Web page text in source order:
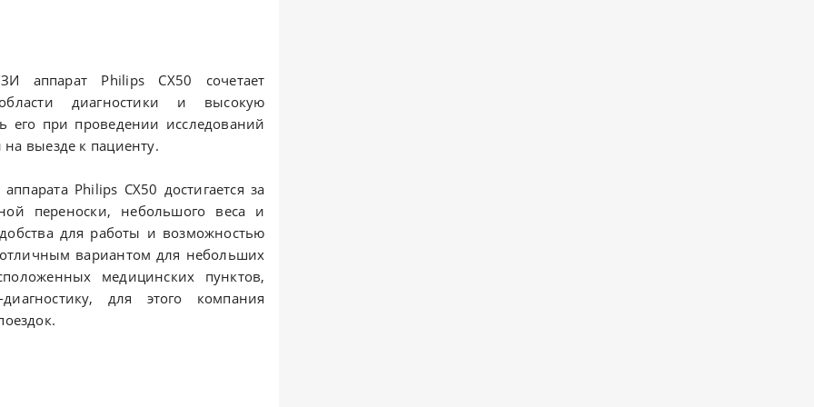
аппарат Philips CX50 сочетает
диагностики и высокую
его при проведении исследований
на выезде к пациенту.
Philips CX50 достигается за
переноски, небольшого веса и
для работы и возможностью
отличным вариантом для небольших
медицинских пунктов,
для этого компания